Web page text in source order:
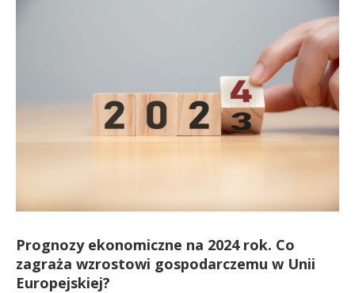
Prognozy ekonomiczne na 2024 rok. Co
zagraża wzrostowi gospodarczemu w Unii
Europejskiej?